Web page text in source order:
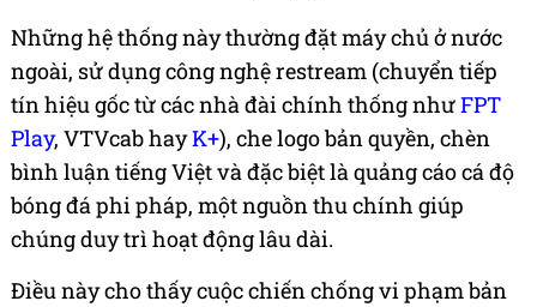
Những hệ thống này thường đặt máy chủ ở nước
ngoài, sử dụng công nghệ restream (chuyển tiếp
tín hiệu gốc từ các nhà đài chính thống nhưFPT
Play, VTVcab hayK+), che logo bản quyền, chèn
bình luận tiếng Việt và đặc biệt là quảng cáo cá độ
bóng đá phi pháp, một nguồn thu chính giúp
chúng duy trì hoạt động lâu dài.
Điều này cho thấy cuộc chiến chống vi phạm bản